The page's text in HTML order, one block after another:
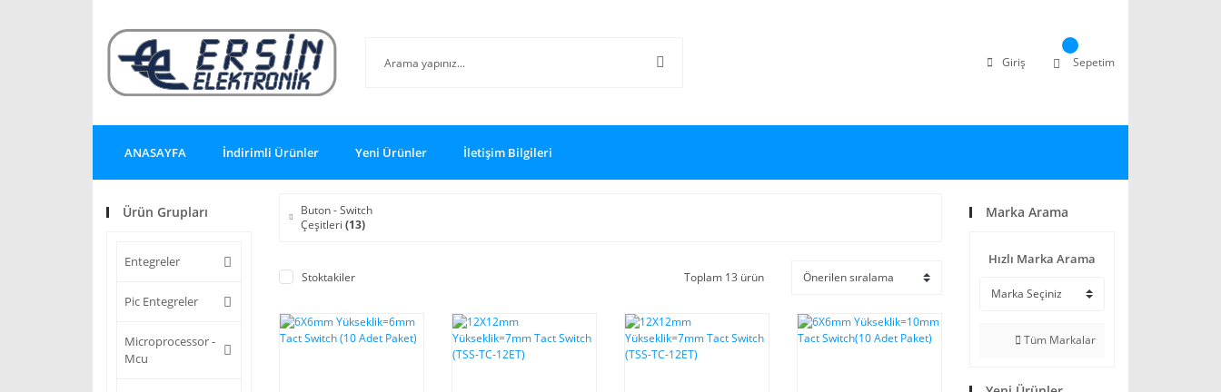
Giriş Sepetim
ANASAYFA İndirimli Ürünler Yeni Ürünler İletişim Bilgileri
Ürün Grupları
Entegreler
Pic Entegreler
Microprocessor -
Mcu
Buton - Switch
Çeşitleri (13)
Stoktakiler Toplam 13 ürün
Marka Arama
Hızlı Marka Arama
Tüm Markalar